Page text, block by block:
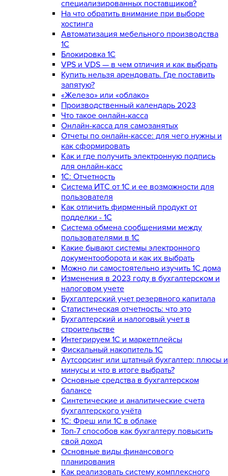
специализированных поставщиков?
На что обратить внимание при выборе
хостинга
Автоматизация мебельного производства
1С
Блокировка 1С
VPS и VDS — в чем отличия и как выбрать
Купить нельзя арендовать. Где поставить
запятую?
«Железо» или «облако»
Производственный календарь 2023
Что такое онлайн-касса
Онлайн-касса для самозанятых
Отчеты по онлайн-кассе: для чего нужны и
как сформировать
Как и где получить электронную подпись
для онлайн-касс
1С: Отчетность
Система ИТС от 1С и ее возможности для
пользователя
Как отличить фирменный продукт от
подделки - 1С
Система обмена сообщениями между
пользователями в 1С
Какие бывают системы электронного
документооборота и как их выбрать
Можно ли самостоятельно изучить 1С дома
Изменения в 2023 году в бухгалтерском и
налоговом учете
Бухгалтерский учет резервного капитала
Статистическая отчетность: что это
Бухгалтерский и налоговый учет в
строительстве
Интегрируем 1С и маркетплейсы
Фискальный накопитель 1С
Аутсорсинг или штатный бухгалтер: плюсы и
минусы и что в итоге выбрать?
Основные средства в бухгалтерском
балансе
Синтетические и аналитические счета
бухгалтерского учёта
1C: Фреш или 1С в облаке
Топ-7 способов как бухгалтеру повысить
свой доход
Основные виды финансового
планирования
Как реализовать систему комплексного